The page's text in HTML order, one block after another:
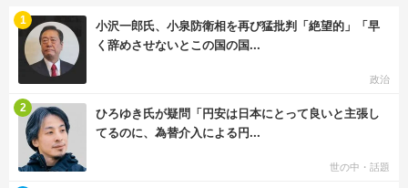
小沢一郎氏、小泉防衛相を再び猛批判「絶望的」「早
く辞めさせないとこの国の国...
政治
1
ひろゆき氏が疑問「円安は日本にとって良いと主張し
てるのに、為替介入による円...
世の中・話題
2